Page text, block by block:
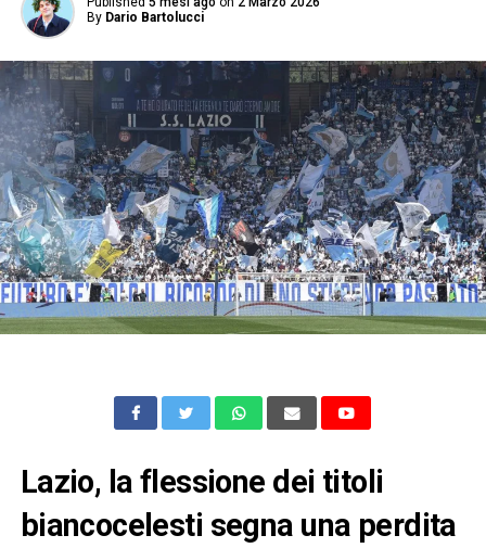
By Dario Bartolucci
Lazio, la flessione dei titoli
biancocelesti segna una perdita